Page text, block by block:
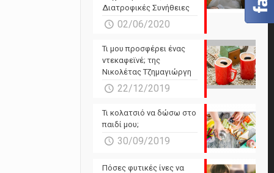
Διατροφικές Συνήθειες
02/06/2020
Τι μου προσφέρει ένας
ντεκαφεϊνέ; της
Νικολέτας Τζημαγιώργη
22/12/2019
Τι κολατσιό να δώσω στο
παιδί μου;
30/09/2019
Πόσες φυτικές ίνες να